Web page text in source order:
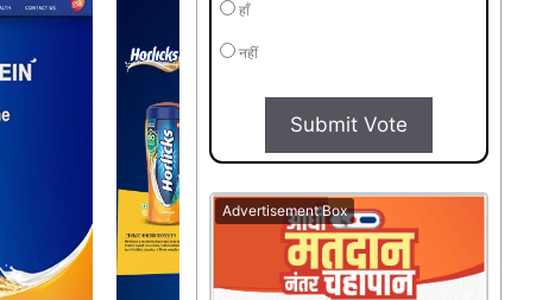
हाँ
नहीं
Submit Vote
Advertisement Box